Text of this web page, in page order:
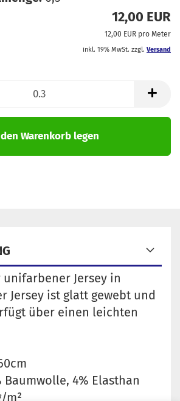
12,00 EUR
12,00 EUR pro Meter
inkl. 19% MwSt. zzgl. Versand
Warenkorb legen
Jersey in
Jersey ist glatt gewebt und
über einen leichten
4% Elasthan
m²